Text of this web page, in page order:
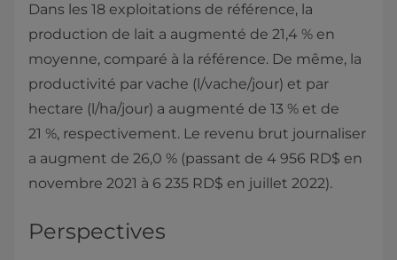
Dans les 18 exploitations de référence, la
production de lait a augmenté de 21,4 % en
moyenne, comparé à la référence. De même, la
productivité par vache (l/vache/jour) et par
hectare (l/ha/jour) a augmenté de 13 % et de
21 %, respectivement. Le revenu brut journaliser
a augment de 26,0 % (passant de 4 956 RD$ en
novembre 2021 à 6 235 RD$ en juillet 2022).
Perspectives